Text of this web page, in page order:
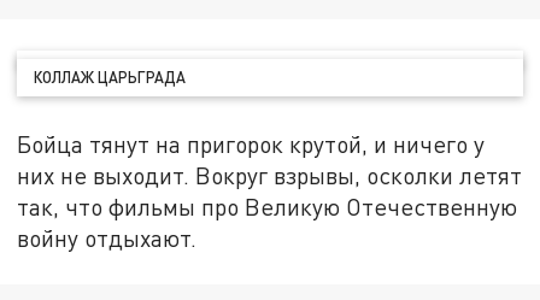
КОЛЛАЖ ЦАРЬГРАДА
Бойца тянут на пригорок крутой, и ничего у
них не выходит. Вокруг взрывы, осколки летят
так, что фильмы про Великую Отечественную
войну отдыхают.